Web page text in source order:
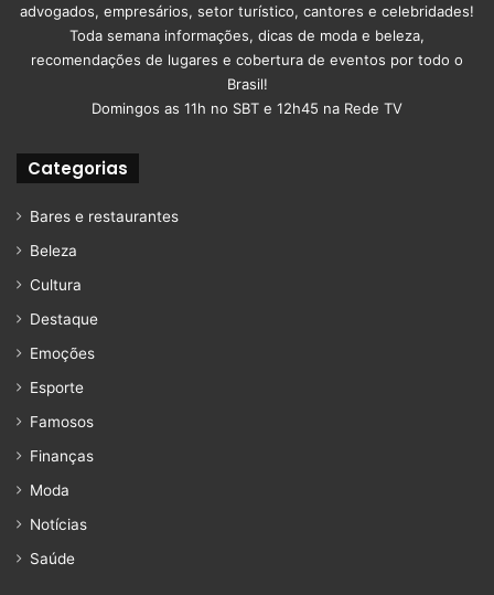
advogados, empresários, setor turístico, cantores e celebridades!
Toda semana informações, dicas de moda e beleza,
recomendações de lugares e cobertura de eventos por todo o
Brasil!
Domingos as 11h no SBT e 12h45 na Rede TV
Categorias
Bares e restaurantes
Beleza
Cultura
Destaque
Emoções
Esporte
Famosos
Finanças
Moda
Notícias
Saúde